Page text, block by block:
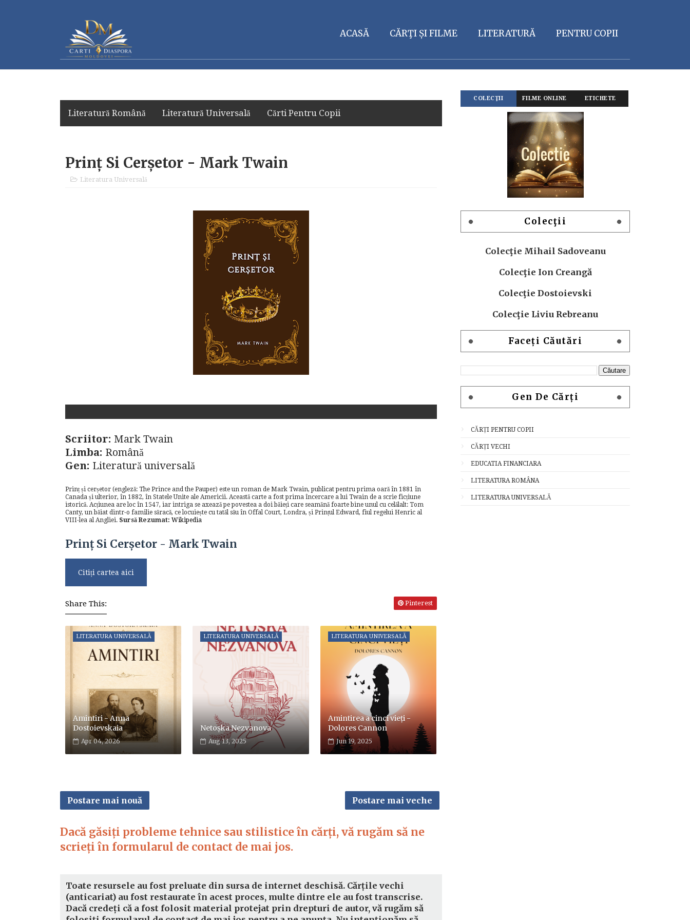
ACASĂ CĂRŢI ȘI FILME LITERATURĂ PENTRU COPII
Literatură Română Literatură Universală Cărti Pentru Copii
Prinț Si Cerșetor - Mark Twain
Literatura Universală
Scriitor: Mark Twain
Limba: Română
Gen: Literatură universală
Prinț și cerșetor (engleză: The Prince and the Pauper) este un roman de Mark Twain, publicat pentru prima oară în 1881 în
Canada și ulterior, în 1882, în Statele Unite ale Americii. Această carte a fost prima încercare a lui Twain de a scrie ficțiune
istorică. Acțiunea are loc în 1547, iar intriga se axează pe povestea a doi băieți care seamănă foarte bine unul cu celălalt: Tom
Canty, un băiat dintr-o familie săracă, ce locuiește cu tatăl său în Offal Court, Londra, și Prințul Edward, fiul regelui Henric al
VIII-lea al Angliei. Sursă Rezumat: Wikipedia
Prinț Si Cerșetor - Mark Twain
Citiți cartea aici
Share This: Pinterest
LITERATURA UNIVERSALĂ
Amintiri - Anna
Dostoievskaia
Apr 04, 2026
LITERATURA UNIVERSALĂ
Netoșka Nezvanova
Aug 13, 2025
LITERATURA UNIVERSALĂ
Amintirea a cinci vieți -
Dolores Cannon
Jun 19, 2025
Postare mai nouă Postare mai veche
Dacă găsiți probleme tehnice sau stilistice în cărți, vă rugăm să ne
scrieți în formularul de contact de mai jos.
Toate resursele au fost preluate din sursa de internet deschisă. Cărțile vechi
(anticariat) au fost restaurate în acest proces, multe dintre ele au fost transcrise.
Dacă credeți că a fost folosit material protejat prin drepturi de autor, vă rugăm să
COLECŢII FILME ONLINE ETICHETE
Colecţii
Colecţie Mihail Sadoveanu
Colecţie Ion Creangă
Colecţie Dostoievski
Colecţie Liviu Rebreanu
Faceți Căutări
Gen De Cărți
CĂRȚI PENTRU COPII
CĂRȚI VECHI
EDUCATIA FINANCIARA
LITERATURA ROMÂNA
LITERATURA UNIVERSALĂ